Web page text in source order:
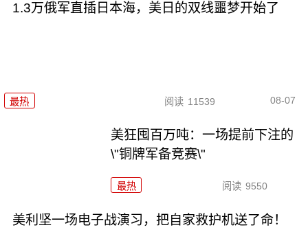
1.3万俄军直插日本海，美日的双线噩梦开始了
最热 阅读 11539 08-07
美狂囤百万吨：一场提前下注的
\"铜牌军备竞赛\"
最热 阅读 9550
美利坚一场电子战演习，把自家救护机送了命！